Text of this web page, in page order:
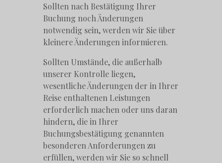
Sollten nach Bestätigung Ihrer
Buchung noch Änderungen
notwendig sein, werden wir Sie über
kleinere Änderungen informieren.
Sollten Umstände, die außerhalb
unserer Kontrolle liegen,
wesentliche Änderungen der in Ihrer
Reise enthaltenen Leistungen
erforderlich machen oder uns daran
hindern, die in Ihrer
Buchungsbestätigung genannten
besonderen Anforderungen zu
erfüllen, werden wir Sie so schnell